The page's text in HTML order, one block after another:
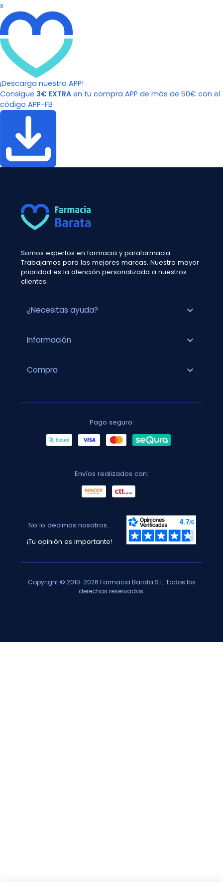
x
¡Descarga nuestra APP!
Consigue 3€ EXTRA en tu compra APP de más de 50€ con el
código APP-FB
Somos expertos en farmacia y parafarmacia.
Trabajamos para las mejores marcas. Nuestra mayor
prioridad es la atención personalizada a nuestros
clientes.
¿Necesitas ayuda? expand_more
Información expand_more
Compra expand_more
Pago seguro:
Envíos realizados con:
No lo decimos nosotros...
¡Tu opinión es importante!
Copyright © 2010-2026 Farmacia Barata S.L. Todos los
derechos reservados.